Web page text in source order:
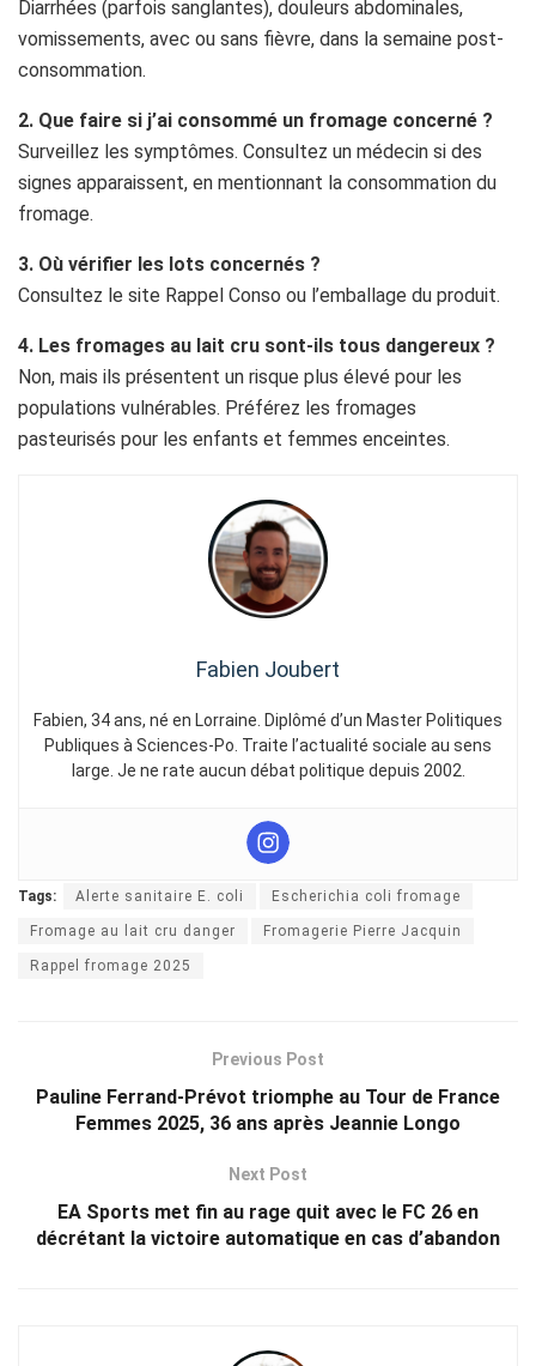
Diarrhées (parfois sanglantes), douleurs abdominales,
vomissements, avec ou sans fièvre, dans la semaine post-
consommation.
2. Que faire si j’ai consommé un fromage concerné ?
Surveillez les symptômes. Consultez un médecin si des
signes apparaissent, en mentionnant la consommation du
fromage.
3. Où vérifier les lots concernés ?
Consultez le site Rappel Conso ou l’emballage du produit.
4. Les fromages au lait cru sont-ils tous dangereux ?
Non, mais ils présentent un risque plus élevé pour les
populations vulnérables. Préférez les fromages
pasteurisés pour les enfants et femmes enceintes.
Fabien Joubert
Fabien, 34 ans, né en Lorraine. Diplômé d’un Master Politiques
Publiques à Sciences-Po. Traite l’actualité sociale au sens
large. Je ne rate aucun débat politique depuis 2002.
Tags: Alerte sanitaire E. coli Escherichia coli fromage
Fromage au lait cru danger Fromagerie Pierre Jacquin
Rappel fromage 2025
Previous Post
Pauline Ferrand-Prévot triomphe au Tour de France
Femmes 2025, 36 ans après Jeannie Longo
Next Post
EA Sports met fin au rage quit avec le FC 26 en
décrétant la victoire automatique en cas d’abandon